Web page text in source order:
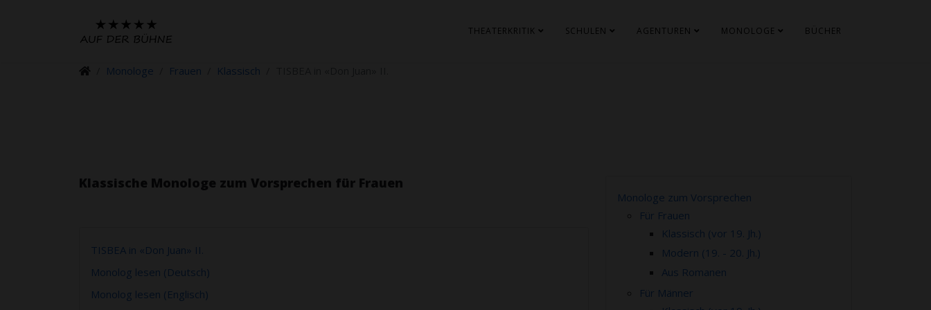
THEATERKRITIK SCHULEN AGENTUREN MONOLOGE BÜCHER
Monologe Frauen Klassisch
Klassische Monologe zum Vorsprechen für Frauen
TISBEA in «Don Juan» II.
Monolog lesen (Deutsch)
Monolog lesen (Englisch)
Monologe zum Vorsprechen
Für Frauen
Klassisch (vor 19. Jh.)
Modern (19. - 20. Jh.)
Aus Romanen
Für Männer